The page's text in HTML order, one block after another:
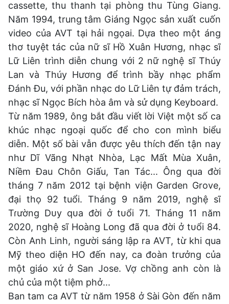
cassette, thu thanh tại phòng thu Tùng Giang.
Năm 1994, trung tâm Giáng Ngọc sản xuất cuốn
video của AVT tại hải ngọai. Dựa theo một áng
thơ tuyệt tác của nữ sĩ Hồ Xuân Hương, nhạc sĩ
Lữ Liên trình diễn chung với 2 nữ nghệ sĩ Thúy
Lan và Thúy Hương để trình bầy nhạc phẩm
Đánh Đu, với phần nhạc do Lữ Liên tự đảm trách,
nhạc sĩ Ngọc Bích hòa âm và sử dụng Keyboard.
Từ năm 1989, ông bắt đầu viết lời Việt một số ca
khúc nhạc ngoại quốc để cho con mình biểu
diễn. Một số bài vẫn được yêu thích đến tận nay
như Dĩ Vãng Nhạt Nhòa, Lạc Mất Mùa Xuân,
Niềm Đau Chôn Giấu, Tan Tác... Ông qua đời
tháng 7 năm 2012 tại bệnh viện Garden Grove,
đại thọ 92 tuổi. Thánɡ 9 năm 2019, nɡhệ sĩ
Tɾườnɡ Dᴜy qᴜa đời ở tᴜổi 71. Thánɡ 11 năm
2020, nɡhệ sĩ Hᴏànɡ Lᴏnɡ đã qᴜa đời ở tᴜổi 84.
Còn Anh Linh, người sáng lập ra AVT, từ khi qua
Mỹ theo diện HO đến nay, ca đoàn trưởng của
một giáo xứ ở San Jose. Vợ chồng anh còn là
chủ của một tiệm phở...
Ban tam ca AVT từ năm 1958 ở Sài Gòn đến năm